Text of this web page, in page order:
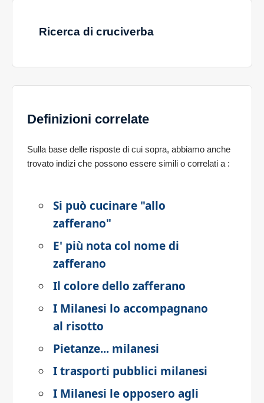
Ricerca di cruciverba
Definizioni correlate
Sulla base delle risposte di cui sopra, abbiamo anche
trovato indizi che possono essere simili o correlati a :
Si può cucinare "allo
zafferano"
E' più nota col nome di
zafferano
Il colore dello zafferano
I Milanesi lo accompagnano
al risotto
Pietanze... milanesi
I trasporti pubblici milanesi
I Milanesi le opposero agli